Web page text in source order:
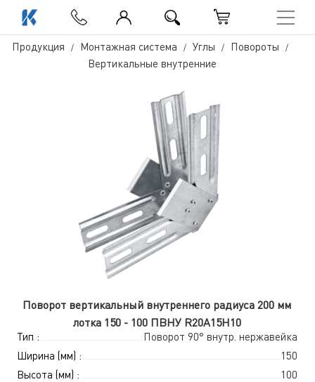
Продукция Монтажная система Углы
Повороты
Вертикальные внутренние
Поворот вертикальный внутреннего радиуса 200 мм
лотка 150 - 100 ПВНУ R20A15H10
Тип :
Поворот 90° внутр. нержавейка
Ширина (мм) :
150
Высота (мм) :
100